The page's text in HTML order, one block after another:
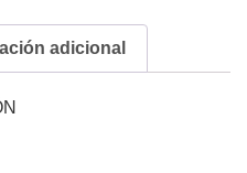
adicional